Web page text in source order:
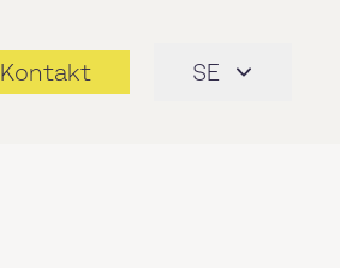
Kontakt SE